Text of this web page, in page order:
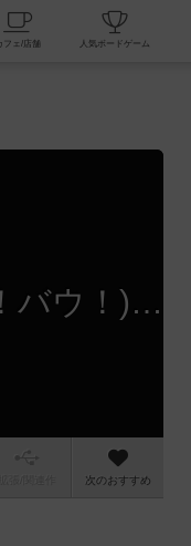
板一覧 カフェ/店舗
ファースト・テイク (First Take)➤535 (オー！ミャウ！バウ！) | 小さくても工夫が光るカードゲーム！ #ボードゲーム #開封
次のおすすめ